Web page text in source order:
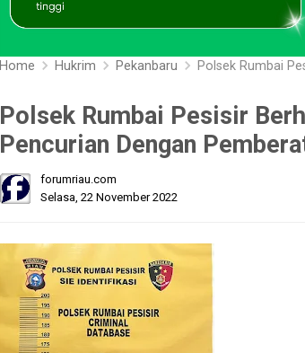
Home Hukrim Pekanbaru Polsek Rumbai
Polsek Rumbai Pesisir
Pencurian Dengan
forumriau.com
Selasa, 22 November 2022